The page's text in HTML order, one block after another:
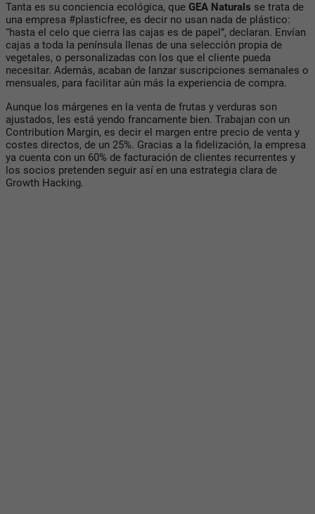
Tanta es su conciencia ecológica, que GEA Naturals se trata de
una empresa #plasticfree, es decir no usan nada de plástico:
“hasta el celo que cierra las cajas es de papel”, declaran. Envían
cajas a toda la península llenas de una selección propia de
vegetales, o personalizadas con los que el cliente pueda
necesitar. Además, acaban de lanzar suscripciones semanales o
mensuales, para facilitar aún más la experiencia de compra.
Aunque los márgenes en la venta de frutas y verduras son
ajustados, les está yendo francamente bien. Trabajan con un
Contribution Margin, es decir el margen entre precio de venta y
costes directos, de un 25%. Gracias a la fidelización, la empresa
ya cuenta con un 60% de facturación de clientes recurrentes y
los socios pretenden seguir así en una estrategia clara de
Growth Hacking.